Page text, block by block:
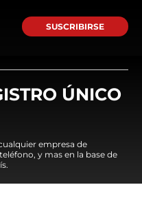
SUSCRIBIRSE
ÚNICO
empresa de
y mas en la base de